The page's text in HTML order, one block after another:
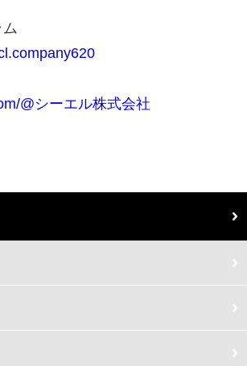
@シーエル株式会社